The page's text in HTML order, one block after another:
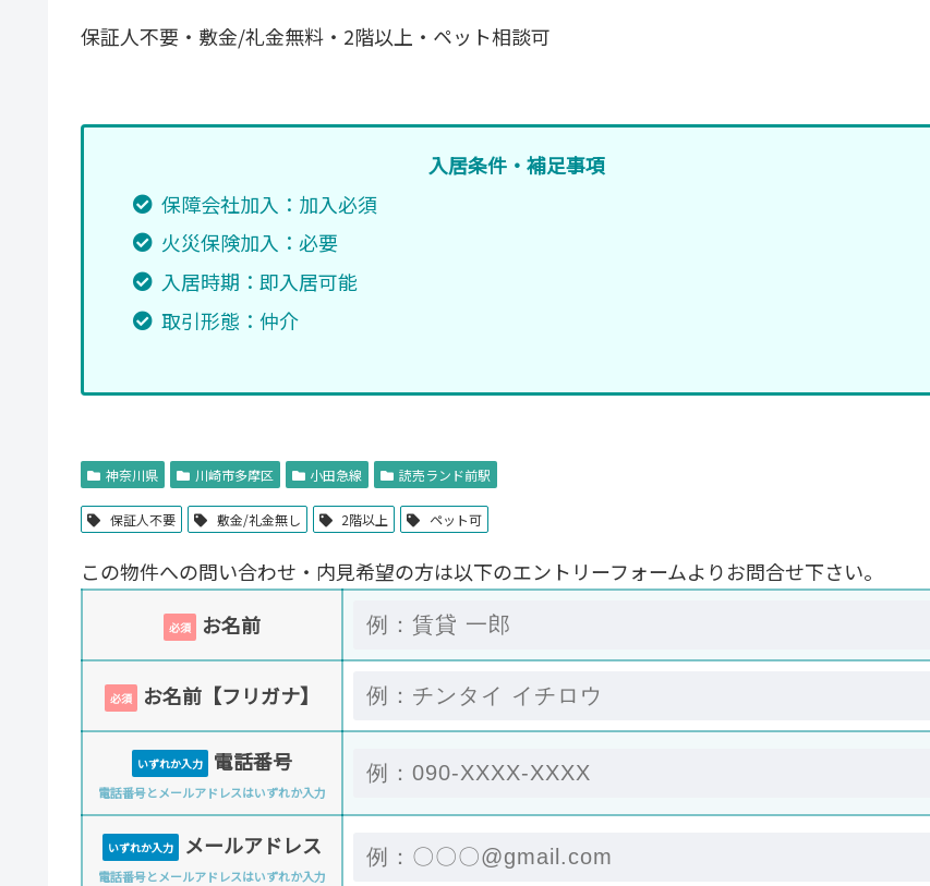
保証人不要・敷金/礼金無料・2階以上・ペット相談可
入居条件・補足事項
保障会社加入：加入必須
火災保険加入：必要
入居時期：即入居可能
取引形態：仲介
神奈川県 川崎市多摩区 小田急線 読売ランド前駅
保証人不要 敷金/礼金無し 2階以上 ペット可
この物件への問い合わせ・内見希望の方は以下のエントリーフォームよりお問合せ下さい。
必須 お名前
必須 お名前【フリガナ】
いずれか入力 電話番号
電話番号とメールアドレスはいずれか入力
いずれか入力 メールアドレス
電話番号とメールアドレスはいずれか入力